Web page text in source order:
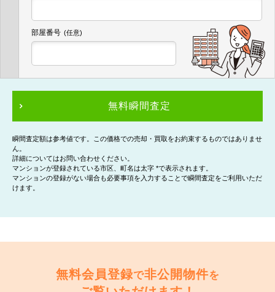
部屋番号 (任意)
無料瞬間査定
瞬間査定額は参考値です。この価格での売却・買取をお約束するものではありませ
ん。
詳細についてはお問い合わせください。
マンションが登録されている市区、町名は太字 *で表示されます。
マンションの登録がない場合も必要事項を入力することで瞬間査定をご利用いただ
けます。
無料会員登録で非公開物件を